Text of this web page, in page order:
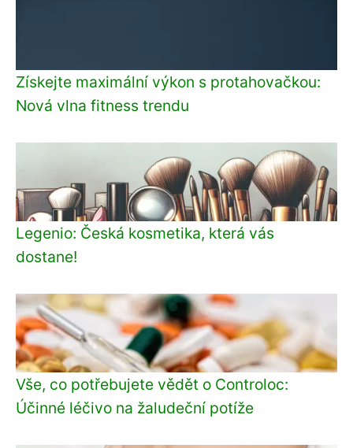
Získejte maximální výkon s protahovačkou:
Nová vlna fitness trendu
Legenio: Česká kosmetika, která vás
dostane!
Vše, co potřebujete vědět o Controloc:
Účinné léčivo na žaludeční potíže